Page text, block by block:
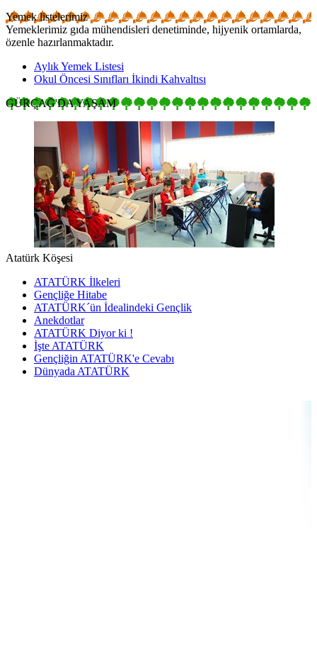
Yemek listelerimiz
Yemeklerimiz gıda mühendisleri denetiminde, hijyenik ortamlarda,
özenle hazırlanmaktadır.
Aylık Yemek Listesi
Okul Öncesi Sınıfları İkindi Kahvaltısı
GÜRÇAĞ'DAYAŞAM
Sosyal, kültürel ve sanatsal etkinlikler...
Atatürk Köşesi
ATATÜRK İlkeleri
Gençliğe Hitabe
ATATÜRK´ün İdealindeki Gençlik
Anekdotlar
ATATÜRK Diyor ki !
İşte ATATÜRK
Gençliğin ATATÜRK'e Cevabı
Dünyada ATATÜRK